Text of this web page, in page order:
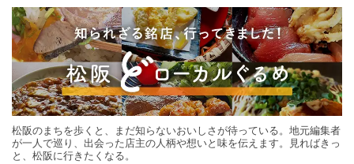
松阪のまちを歩くと、まだ知らないおいしさが待っている。地元編集者
が一人で巡り、出会った店主の人柄や想いと味を伝えます。見ればきっ
と、松阪に行きたくなる。